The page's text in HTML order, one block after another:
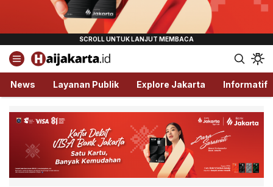
Haijakarta.id
Semua Tentang Jakarta Ada Disini!
News Layanan Publik Explore Jakarta Informatif